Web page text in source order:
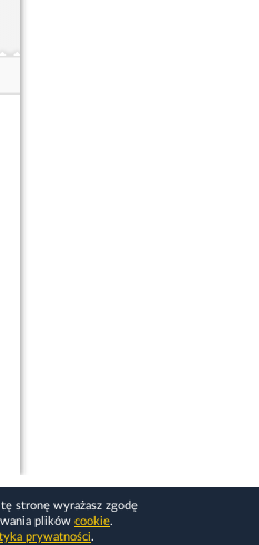
stronę wyrażasz zgodę
plików cookie.
prywatności.